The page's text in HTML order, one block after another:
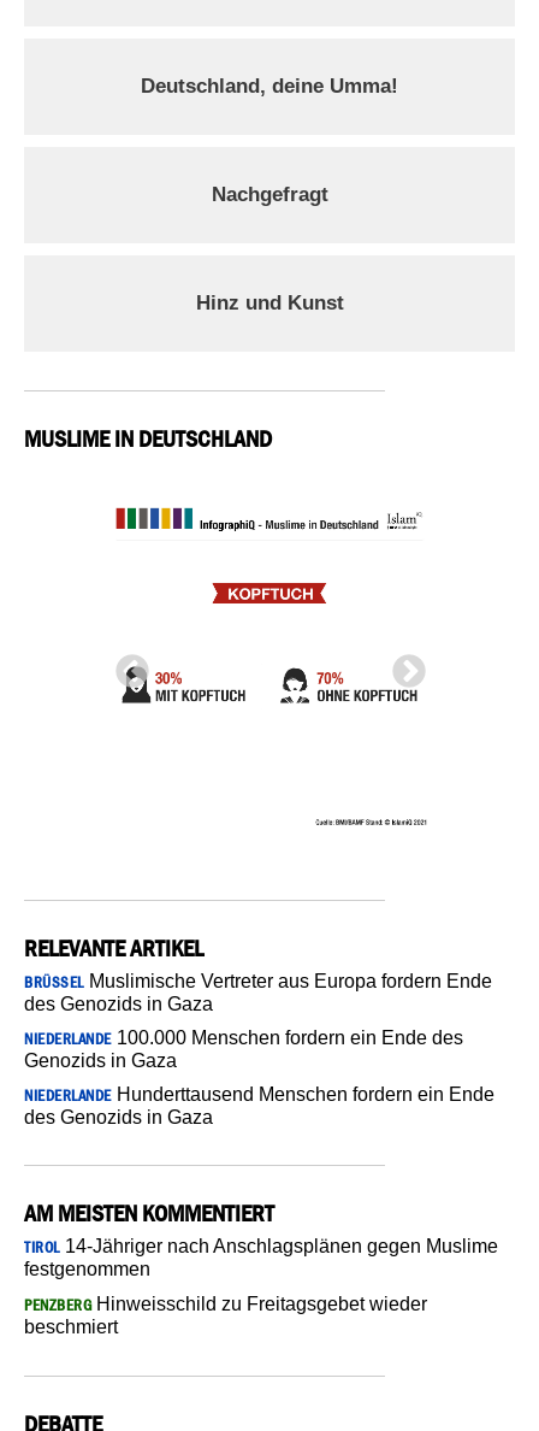
Deutschland, deine Umma!
Nachgefragt
Hinz und Kunst
MUSLIME IN DEUTSCHLAND
RELEVANTE ARTIKEL
BRÜSSELMuslimische Vertreter aus Europa fordern Ende
des Genozids in Gaza
NIEDERLANDE100.000 Menschen fordern ein Ende des
Genozids in Gaza
NIEDERLANDEHunderttausend Menschen fordern ein Ende
des Genozids in Gaza
AM MEISTEN KOMMENTIERT
TIROL14-Jähriger nach Anschlagsplänen gegen Muslime
festgenommen
PENZBERGHinweisschild zu Freitagsgebet wieder
beschmiert
DEBATTE